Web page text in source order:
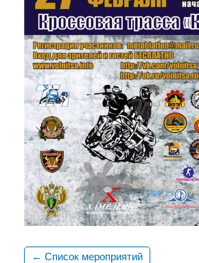
← Список мероприятий